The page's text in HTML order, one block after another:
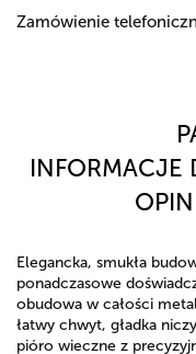
Zamówienie
INFORMACJE
Elegancka, smukła
ponadczasowe
obudowa w całości
łatwy chwyt, gładka
pióro wieczne z